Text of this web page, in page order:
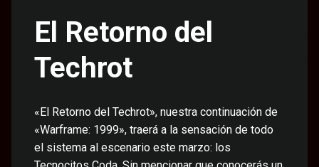
El Retorno del
Techrot
«El Retorno del Techrot», nuestra continuación de
«Warframe: 1999», traerá a la sensación de todo
el sistema al escenario este marzo: los